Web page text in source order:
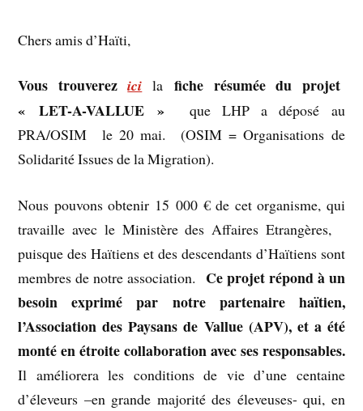
Chers amis d’Haïti,
Vous trouverezici lafiche résumée du projet
« LET-A-VALLUE »que LHP a déposé au
PRA/OSIM le 20 mai. (OSIM = Organisations de
Solidarité Issues de la Migration).
Nous pouvons obtenir 15 000 € de cet organisme, qui
travaille avec le Ministère des Affaires Etrangères,
puisque des Haïtiens et des descendants d’Haïtiens sont
membres de notre association. Ce projet répond à un
besoin exprimé par notre partenaire haïtien,
l’Association des Paysans de Vallue (APV), et a été
monté en étroite collaboration avec ses responsables.
Il améliorera les conditions de vie d’une centaine
d’éleveurs –en grande majorité des éleveuses- qui, en